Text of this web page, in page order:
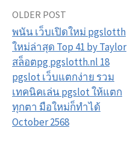
Post
navigation
OLDER POST
พนัน เว็บเปิดใหม่ pgslotth
ใหม่ล่าสุด Top 41 by Taylor
สล็อตpg pgslotth.nl 18
pgslot เว็บแตกง่าย รวม
เทคนิคเล่น pgslot ให้แตก
ทุกตา มือใหม่ก็ทำได้
October 2568